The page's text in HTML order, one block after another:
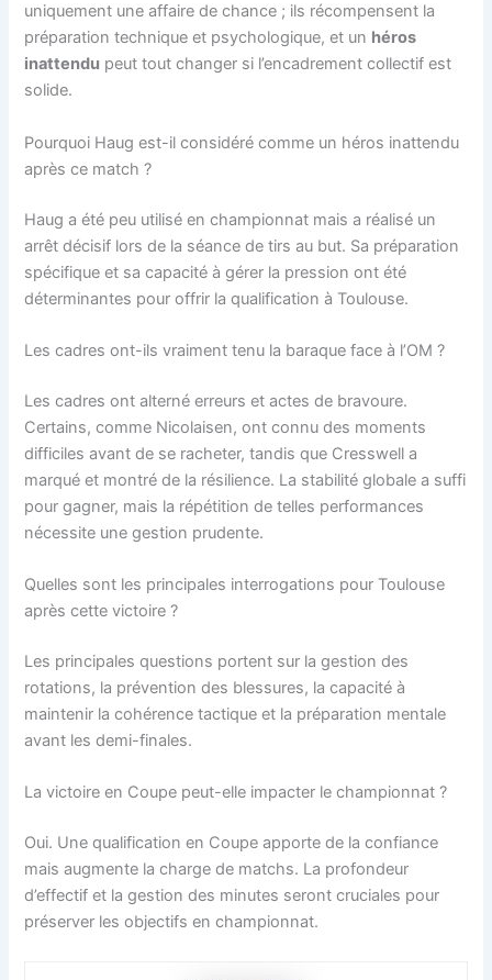
uniquement une affaire de chance ; ils récompensent la
préparation technique et psychologique, et un héros
inattendu peut tout changer si l’encadrement collectif est
solide.
Pourquoi Haug est-il considéré comme un héros inattendu
après ce match ?
Haug a été peu utilisé en championnat mais a réalisé un
arrêt décisif lors de la séance de tirs au but. Sa préparation
spécifique et sa capacité à gérer la pression ont été
déterminantes pour offrir la qualification à Toulouse.
Les cadres ont-ils vraiment tenu la baraque face à l’OM ?
Les cadres ont alterné erreurs et actes de bravoure.
Certains, comme Nicolaisen, ont connu des moments
difficiles avant de se racheter, tandis que Cresswell a
marqué et montré de la résilience. La stabilité globale a suffi
pour gagner, mais la répétition de telles performances
nécessite une gestion prudente.
Quelles sont les principales interrogations pour Toulouse
après cette victoire ?
Les principales questions portent sur la gestion des
rotations, la prévention des blessures, la capacité à
maintenir la cohérence tactique et la préparation mentale
avant les demi-finales.
La victoire en Coupe peut-elle impacter le championnat ?
Oui. Une qualification en Coupe apporte de la confiance
mais augmente la charge de matchs. La profondeur
d’effectif et la gestion des minutes seront cruciales pour
préserver les objectifs en championnat.